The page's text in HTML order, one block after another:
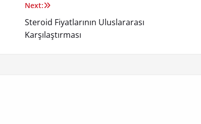
Next:
Steroid Fiyatlarının Uluslararası
Karşılaştırması